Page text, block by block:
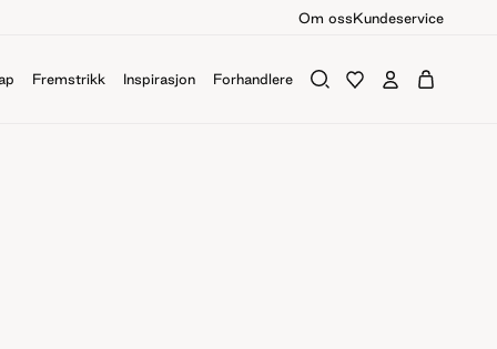
Om ossKundeservice
Fremstrikk Inspirasjon Forhandlere